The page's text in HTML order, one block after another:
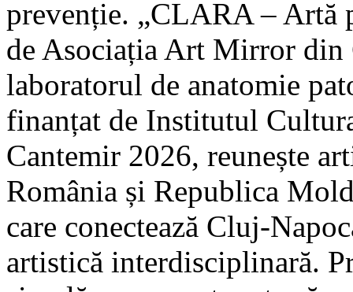
prevenție. „CLARA – Artă
de Asociația Art Mirror din
laboratorul de anatomie
finanțat de Institutul
Cantemir 2026, reunește
România și Republica
care conectează Cluj-
artistică interdisciplinară.